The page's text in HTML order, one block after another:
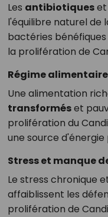
Les antibiotiqueset
l'équilibre naturel de
bactéries
la prolifération de
Régime
Une alimentation
transforméset
prolifération du
une source
Stress et manque
Le stress chronique
affaiblissent les
prolifération de